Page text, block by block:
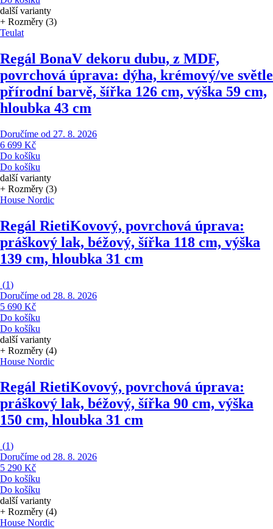
další varianty
+ Rozměry (3)
Teulat
Regál BonaV dekoru dubu, z MDF,
povrchová úprava: dýha, krémový/ve světle
přírodní barvě, šířka 126 cm, výška 59 cm,
hloubka 43 cm
Doručíme od 27. 8. 2026
6 699 Kč
Do košíku
Do košíku
další varianty
+ Rozměry (3)
House Nordic
Regál RietiKovový, povrchová úprava:
práškový lak, béžový, šířka 118 cm, výška
139 cm, hloubka 31 cm
(1)
Doručíme od 28. 8. 2026
5 690 Kč
Do košíku
Do košíku
další varianty
+ Rozměry (4)
House Nordic
Regál RietiKovový, povrchová úprava:
práškový lak, béžový, šířka 90 cm, výška
150 cm, hloubka 31 cm
(1)
Doručíme od 28. 8. 2026
5 290 Kč
Do košíku
Do košíku
další varianty
+ Rozměry (4)
House Nordic